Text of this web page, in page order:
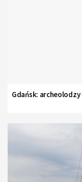
Gdańsk: